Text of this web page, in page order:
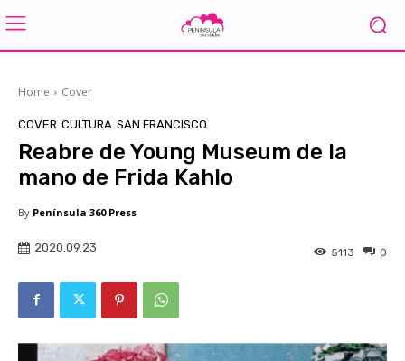
Home Cover
COVER CULTURA SAN FRANCISCO
Reabre de Young Museum de la
mano de Frida Kahlo
By Península 360 Press
2020.09.23 0
5113